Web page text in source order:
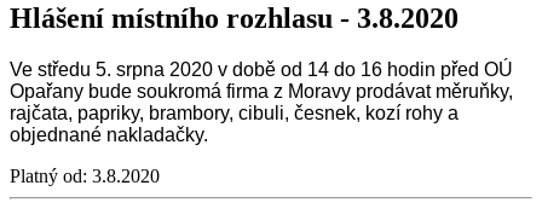
Hlášení místního rozhlasu - 3.8.2020
Ve středu 5. srpna 2020 v době od 14 do 16 hodin před OÚ
Opařany bude soukromá firma z Moravy prodávat měruňky,
rajčata, papriky, brambory, cibuli, česnek, kozí rohy a
objednané nakladačky.
Platný od: 3.8.2020